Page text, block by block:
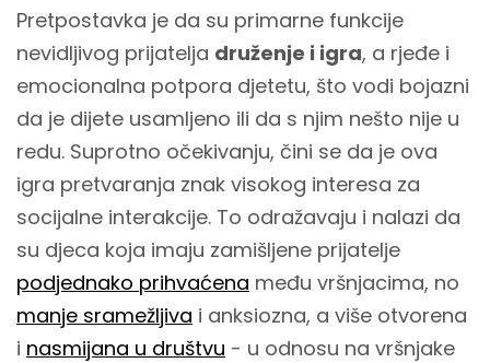
Pretpostavka je da su primarne funkcije
nevidljivog prijatelja druženje i igra, a rjeđe i
emocionalna potpora djetetu, što vodi bojazni
da je dijete usamljeno ili da s njim nešto nije u
redu. Suprotno očekivanju, čini se da je ova
igra pretvaranja znak visokog interesa za
socijalne interakcije. To odražavaju i nalazi da
su djeca koja imaju zamišljene prijatelje
podjednako prihvaćena među vršnjacima, no
manje sramežljiva i anksiozna, a više otvorena
i nasmijana u društvu - u odnosu na vršnjake